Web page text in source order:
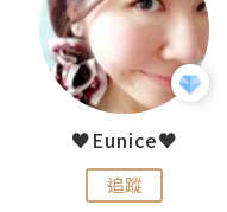
♥Eunice♥
追蹤